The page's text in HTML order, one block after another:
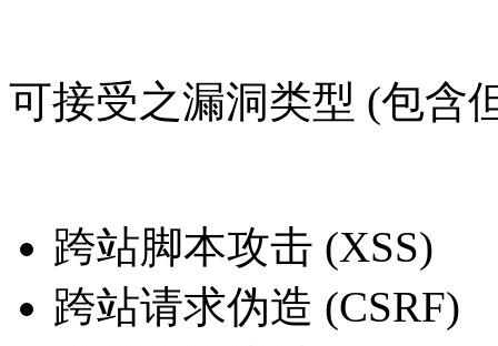
可接受之漏洞类型 (包含
跨站脚本攻击 (XSS)
跨站请求伪造 (CSRF)